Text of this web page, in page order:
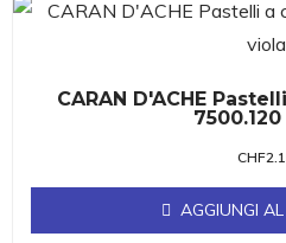
CARAN D'ACHE
CHF
AGGIUNGI